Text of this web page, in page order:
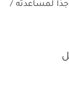
لمساعدته /